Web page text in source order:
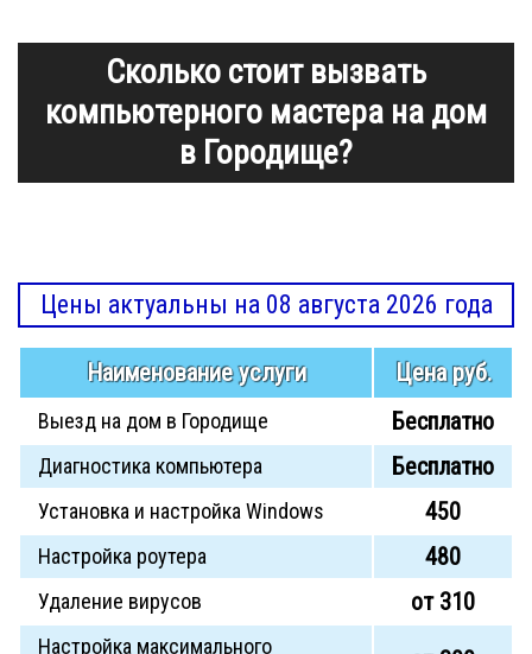
Сколько стоит вызвать
компьютерного мастера на дом
в Городище?
Цены актуальны на 08 августа 2026 года
Наименование услуги Цена руб.
Выезд на дом в Городище Бесплатно
Диагностика компьютера Бесплатно
Установка и настройка Windows 450
Настройка роутера 480
Удаление вирусов от 310
Настройка максимального